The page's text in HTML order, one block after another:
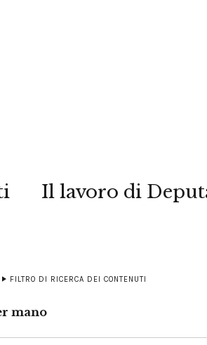
Il lavoro di
FILTRO DI RICERCA DEI CONTENUTI
mano